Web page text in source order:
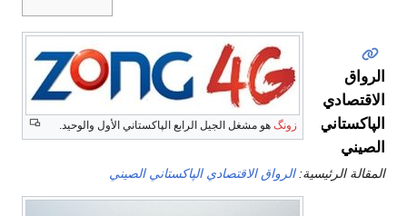
زونگ هو مشغل الجيل الرابع الپاكستاني الأول والوحيد.
الرواق
الاقتصادي
الپاكستاني
الصيني
المقالة الرئيسية:الرواق الاقتصادي الپاكستاني الصيني